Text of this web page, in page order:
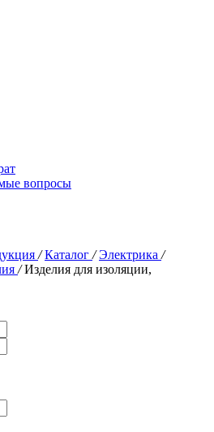
вопросы
/ Каталог / Электрика /
/ Изделия для изоляции,